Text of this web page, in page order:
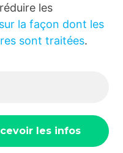
les
la façon dont les
sont traitées.